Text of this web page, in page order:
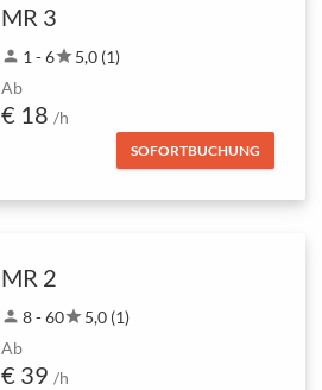
MR 3
person 1 - 6star5,0 (1)
Ab
€ 18 /h
SOFORTBUCHUNG
MR 2
person 8 - 60star5,0 (1)
Ab
€ 39 /h